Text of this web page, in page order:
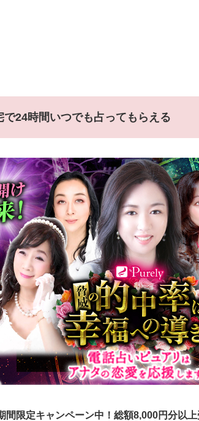
で24時間いつでも占ってもらえる
間限定キャンペーン中！総額8,000円分以上